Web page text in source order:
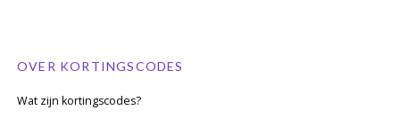
OVER KORTINGSCODES
Wat zijn kortingscodes?